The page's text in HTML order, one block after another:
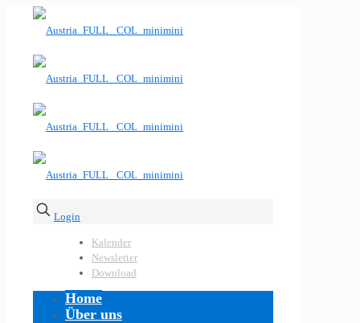
Login
Kalender
Newsletter
Download
Home
Über uns